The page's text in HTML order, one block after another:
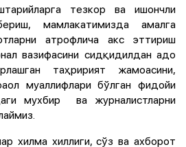
тезкор ва ишончли
мамлакатимизда амалга
атрофлича акс эттириш
вазифасини сидқидилдан адо
таҳририят жамоасини,
муаллифлари бўлган фидойи
мухбир ва журналистларни
хилма хиллиги, сўз ва ахборот